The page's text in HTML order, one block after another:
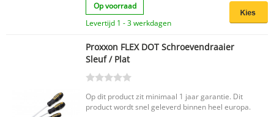
Op voorraad
Levertijd 1 - 3 werkdagen
Proxxon FLEX DOT Schroevendraaier
Sleuf / Plat
Op dit product zit minimaal 1 jaar garantie. Dit
product wordt snel geleverd binnen heel europa.